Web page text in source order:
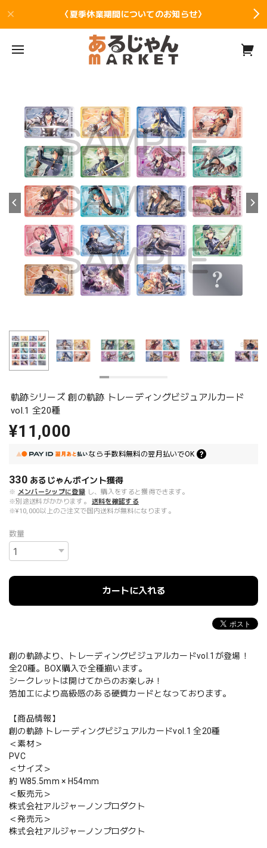
〈夏季休業期間についてのお知らせ〉
軌跡シリーズ 創の軌跡 トレーディングビジュアルカード
vol.1 全20種
¥11,000
なら 手数料無料の翌月払いでOK
330 あるじゃんポイント獲得
※ メンバーシップに登録 し、購入をすると獲得できます。
※別途送料がかかります。
送料を確認する
※¥10,000以上のご注文で国内送料が無料になります。
数量
カートに入れる
創の軌跡より、トレーディングビジュアルカードvol.1が登場！
全20種。BOX購入で全種揃います。
シークレットは開けてからのお楽しみ！
箔加工により高級感のある硬質カードとなっております。
【商品情報】
創の軌跡 トレーディングビジュアルカードvol.1 全20種
＜素材＞
PVC
＜サイズ＞
約 W85.5mm × H54mm
＜販売元＞
株式会社アルジャーノンプロダクト
＜発売元＞
株式会社アルジャーノンプロダクト